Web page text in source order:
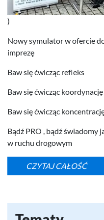
)
Nowy symu­la­tor w ofer­cie
imprezę
Baw się ćwicząc refleks
Baw się ćwicząc
Baw się ćwicząc
Bądź PRO , bądź świadomy
w ruchu drogowym
REFLEKSOMIERZ –
-CZYTAJ CAŁOŚĆ